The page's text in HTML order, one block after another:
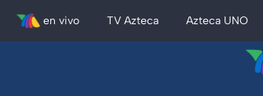
en vivo TV Azteca Azteca UNO